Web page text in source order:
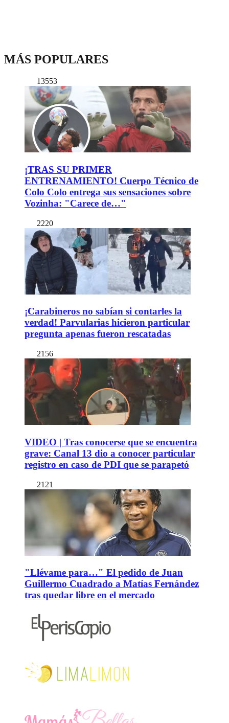
MÁS POPULARES
13553
¡TRAS SU PRIMER
ENTRENAMIENTO! Cuerpo Técnico de
Colo Colo entrega sus sensaciones sobre
Vozinha: "Carece de…"
2220
¡Carabineros no sabían si contarles la
verdad! Parvularias hicieron particular
pregunta apenas fueron rescatadas
2156
VIDEO | Tras conocerse que se encuentra
grave: Canal 13 dio a conocer particular
registro en caso de PDI que se parapetó
2121
"Llévame para…" El pedido de Juan
Guillermo Cuadrado a Matías Fernández
tras quedar libre en el mercado